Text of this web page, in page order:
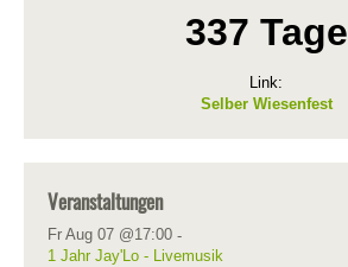
337 Tage
Link:
Selber Wiesenfest
Veranstaltungen
Fr Aug 07 @17:00 -
1 Jahr Jay'Lo - Livemusik